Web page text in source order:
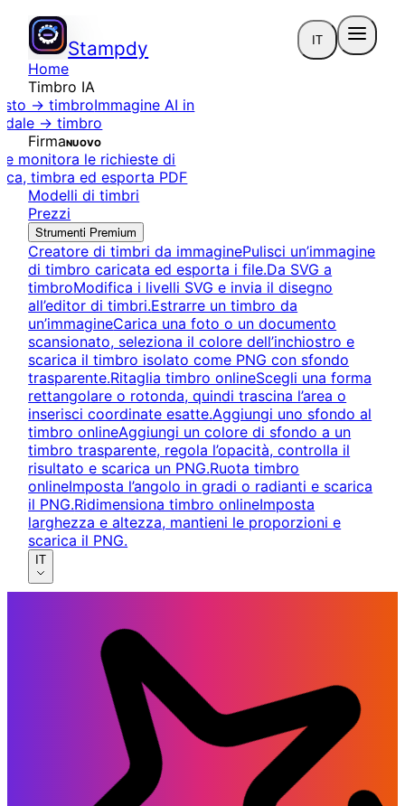
Stampdy IT
Home
Timbro IA
→ timbroImmagine AI in
→ timbro
FirmaNUOVO
e monitora le richieste di
timbra ed esporta PDF
Modelli di timbri
Prezzi
Strumenti Premium
Creatore di timbri da immaginePulisci un’immagine
di timbro caricata ed esporta i file.Da SVG a
timbroModifica i livelli SVG e invia il disegno
all’editor di timbri.Estrarre un timbro da
un’immagineCarica una foto o un documento
scansionato, seleziona il colore dell’inchiostro e
scarica il timbro isolato come PNG con sfondo
trasparente.Ritaglia timbro onlineScegli una forma
rettangolare o rotonda, quindi trascina l’area o
inserisci coordinate esatte.Aggiungi uno sfondo al
timbro onlineAggiungi un colore di sfondo a un
timbro trasparente, regola l’opacità, controlla il
risultato e scarica un PNG.Ruota timbro
onlineImposta l’angolo in gradi o radianti e scarica
il PNG.Ridimensiona timbro onlineImposta
larghezza e altezza, mantieni le proporzioni e
scarica il PNG.
IT